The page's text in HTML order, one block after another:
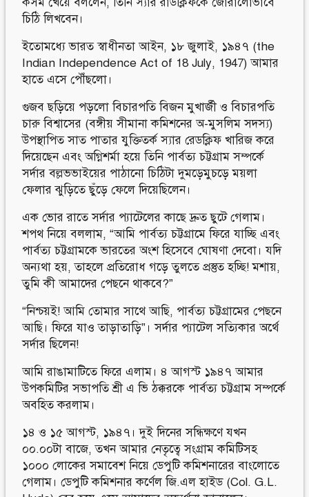
চিঠি লিখবেন।
ইতোমধ্যে ভারত স্বাধীনতা আইন, ১৮ জুলাই, ১৯৪৭ (the
Indian Independence Act of 18 July, 1947) আমার
হাতে এসে পৌঁছলো।
গুজব ছড়িয়ে পড়লো বিচারপতি বিজন মুখার্জী ও বিচারপতি
চারু বিশ্বাসের (বঙ্গীয় সীমানা কমিশনের অ-মুসলিম সদস্য)
উপস্থাপিত সাত পাতার যুক্তিতর্ক স্যার রেডক্লিফ খারিজ করে
দিয়েছেন এবং অগ্নিশর্মা হয়ে তিনি পার্বত্য চট্টগ্রাম সম্পর্কে
সর্দার বল্লভভাইয়ের পাঠানো চিঠিটা দুমড়েমুচড়ে ময়লা
ফেলার ঝুড়িতে ছুঁড়ে ফেলে দিয়েছিলেন।
এক ভোর রাতে সর্দার প্যাটেলের কাছে দ্রুত ছুটে গেলাম।
শপথ নিয়ে বললাম, “আমি পার্বত্য চট্টগ্রামে ফিরে যাচ্ছি এবং
পার্বত্য চট্টগ্রামকে ভারতের অংশ হিসেবে ঘোষণা দেবো। যদি
অন্যথা হয়, তাহলে প্রতিরোধ গড়ে তুলতে প্রস্তুত হচ্ছি! মশায়,
তুমি কী আমাদের পেছনে থাকবে?”
“নিশ্চয়ই! আমি তোমার সাথে আছি, পার্বত্য চট্টগ্রামের পেছনে
আছি। ফিরে যাও তাড়াতাড়ি”। সর্দার প্যাটেল সত্যিকার অর্থে
সর্দার ছিলেন!
আমি রাঙামাটিতে ফিরে এলাম। ৪ আগস্ট ১৯৪৭ আমার
উপকমিটির সভাপতি শ্রী এ ভি ঠক্করকে পার্বত্য চট্টগ্রাম সম্পর্কে
অবহিত করলাম।
১৪ ও ১৫ আগস্ট, ১৯৪৭। দুই দিনের সন্ধিক্ষণে যখন
০০.০০টা বাজে, তখন আমার নেতৃত্বে সংগ্রাম কমিটিসহ
১০০০ লোকের সমাবেশ নিয়ে ডেপুটি কমিশনারের বাংলোতে
গেলাম। ডেপুটি কমিশনার কর্ণেল জি.এল হাইড (Col. G.L.